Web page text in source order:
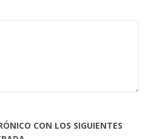
CON LOS SIGUIENTES